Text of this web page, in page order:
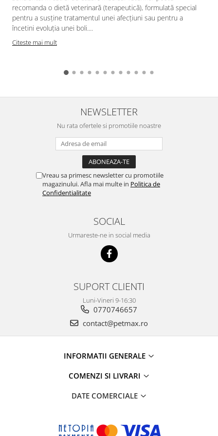
recomanda o dietă veterinară (terapeutică), formulată special
pentru a susține tratamentul unei afecțiuni sau pentru a
încetini evoluția unei boli....
Citeste mai mult
NEWSLETTER
Nu rata ofertele si promotiile noastre
Vreau sa primesc newsletter cu promotiile
magazinului. Afla mai multe in Politica de
Confidentialitate
SOCIAL
Urmareste-ne in social media
SUPORT CLIENTI
Luni-Vineri 9-16:30
0770746657
contact@petmax.ro
INFORMATII GENERALE
COMENZI SI LIVRARI
DATE COMERCIALE